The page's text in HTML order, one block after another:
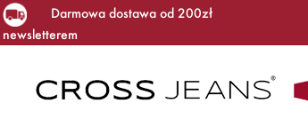
Darmowa dostawa od 200zł
newsletterem